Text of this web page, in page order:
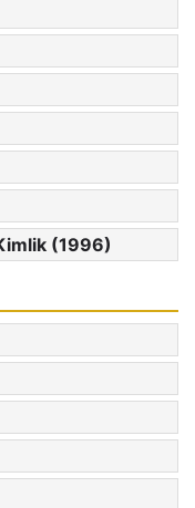
(1996)